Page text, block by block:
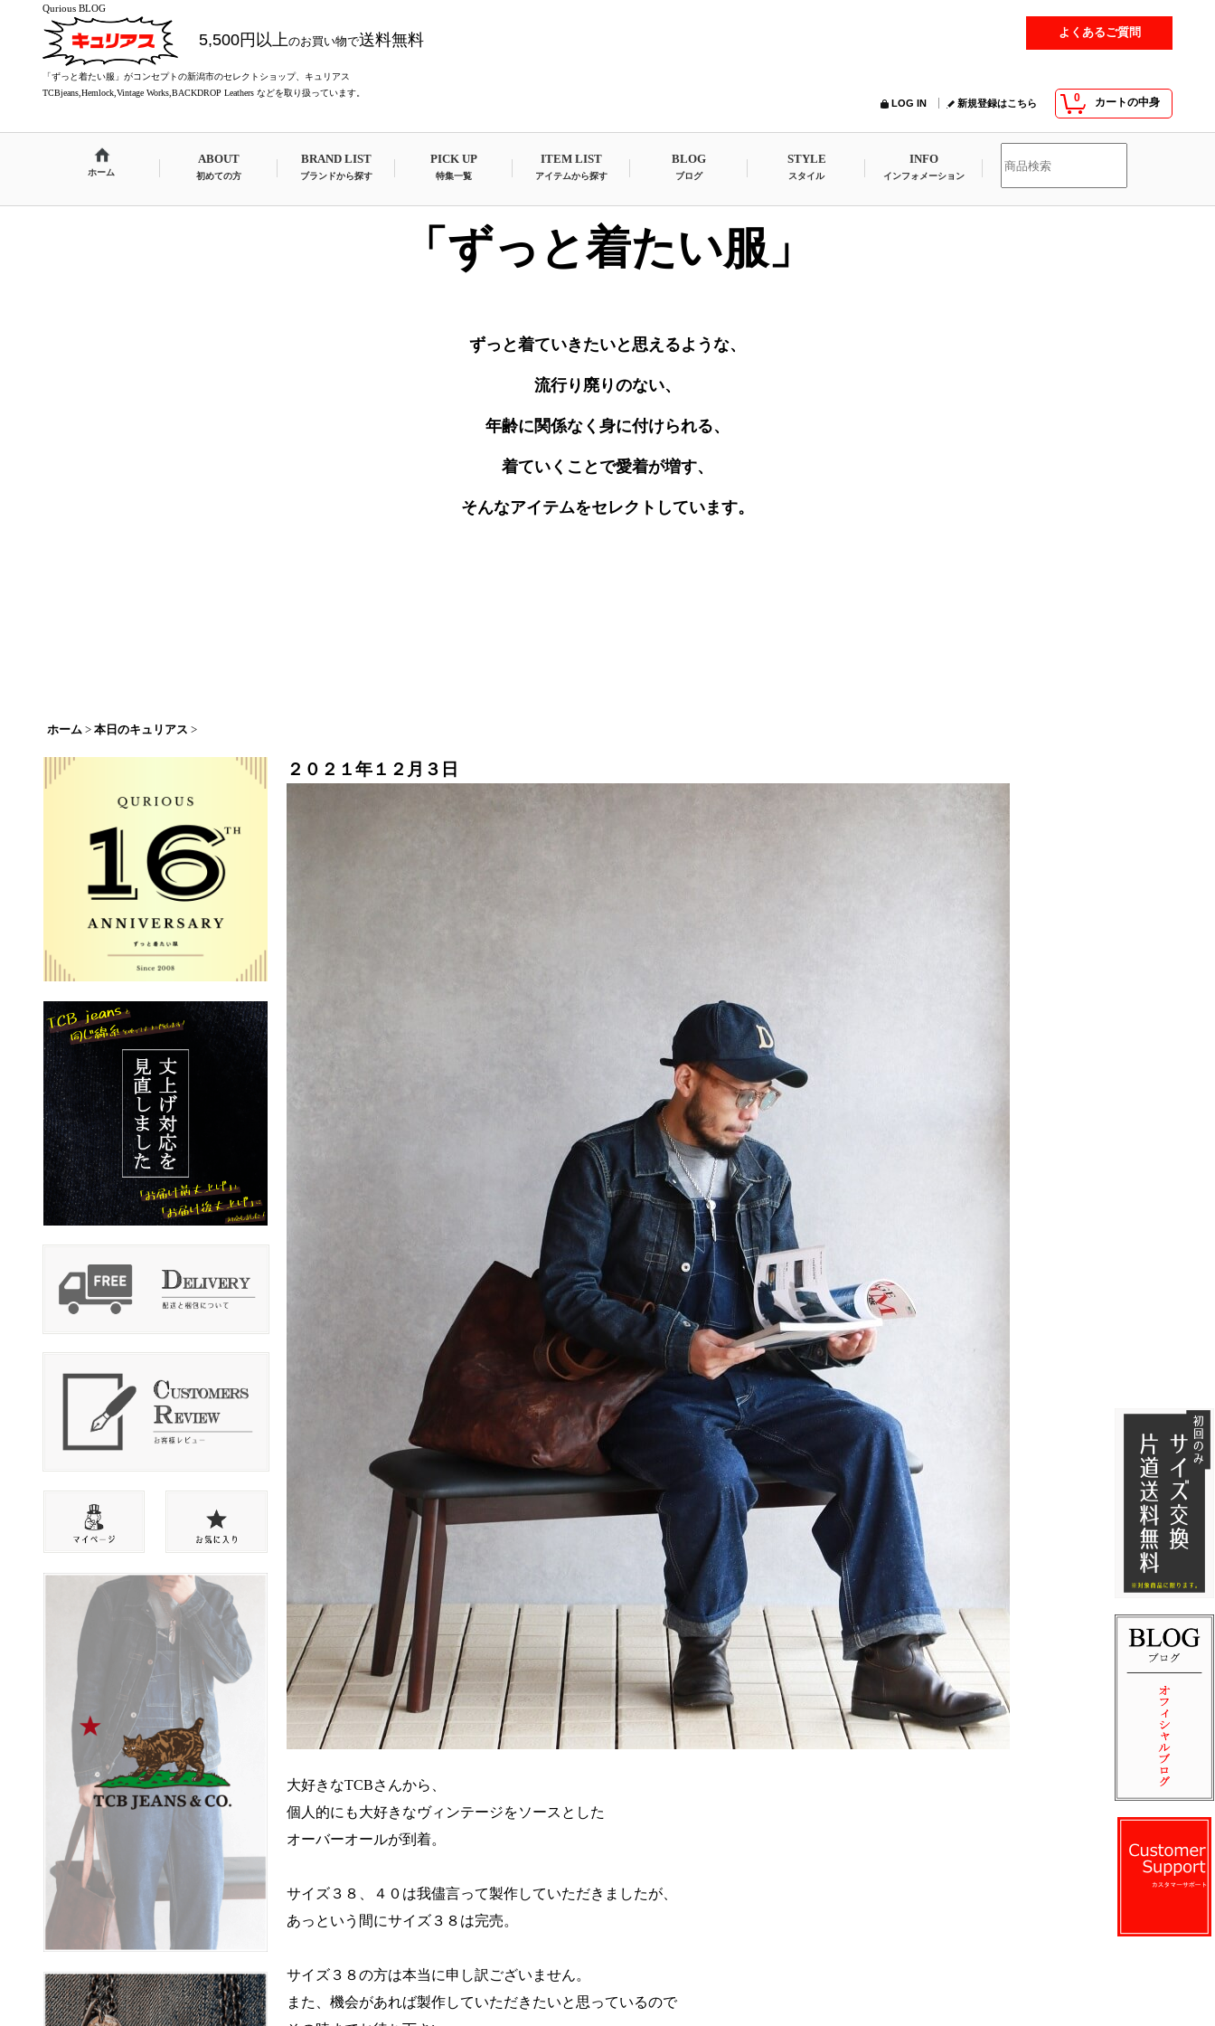
Qurious BLOG
「ずっと着たい服」
ずっと着ていきたいと思えるような、
流行り廃りのない、
年齢に関係なく身に付けられる、
着ていくことで愛着が増す、
そんなアイテムをセレクトしています。
5,500円以上のお買い物で送料無料
「ずっと着たい服」がコンセプトの新潟市のセレクトショップ、キュリアス
TCBjeans,Hemlock,Vintage Works,BACKDROP Leathers などを取り扱っています。
よくあるご質問
0 カートの中身
LOG IN 新規登録はこちら
ホーム
ABOUT
初めての方
BRAND LIST
ブランドから探す
PICK UP
特集一覧
ITEM LIST
アイテムから探す
BLOG
ブログ
STYLE
スタイル
INFO
インフォメーション
ホーム > 本日のキュリアス >
２０２１年１２月３日
大好きなTCBさんから、
個人的にも大好きなヴィンテージをソースとした
オーバーオールが到着。
サイズ３８、４０は我儘言って製作していただきましたが、
あっという間にサイズ３８は完売。
サイズ３８の方は本当に申し訳ございません。
また、機会があれば製作していただきたいと思っているので